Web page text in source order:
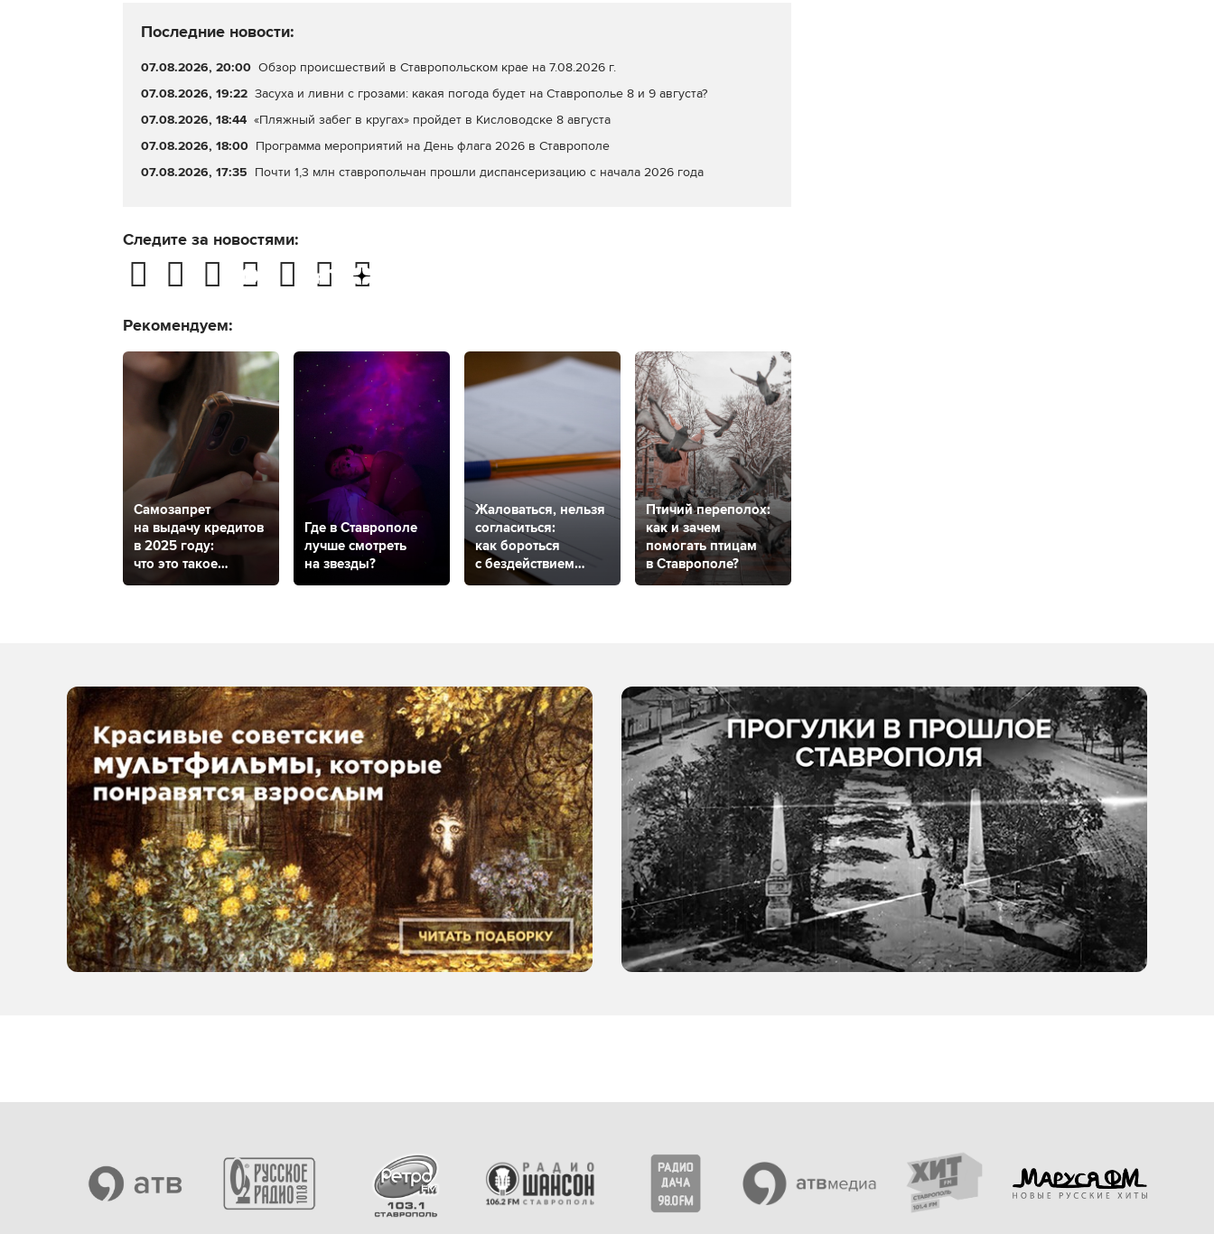
Последние новости:
07.08.2026, 20:00 Обзор происшествий в Ставропольском крае на 7.08.2026 г.
07.08.2026, 19:22 Засуха и ливни с грозами: какая погода будет на Ставрополье 8 и 9 августа?
07.08.2026, 18:44 «Пляжный забег в кругах» пройдет в Кисловодске 8 августа
07.08.2026, 18:00 Программа мероприятий на День флага 2026 в Ставрополе
07.08.2026, 17:35 Почти 1,3 млн ставропольчан прошли диспансеризацию с начала 2026 года
Следите за новостями:
Рекомендуем:
Самозапрет
на выдачу кредитов
в 2025 году:
что это такое
и как будет работать
Где в Ставрополе
лучше смотреть
на звезды?
Жаловаться, нельзя
согласиться:
как бороться
с бездействием
управляющей
Птичий переполох:
как и зачем
помогать птицам
в Ставрополе?